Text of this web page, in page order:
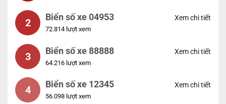
2 Biển số xe 04953
72.814 lượt xem
Xem chi tiết
3 Biển số xe 88888
64.216 lượt xem
Xem chi tiết
4 Biển số xe 12345
56.098 lượt xem
Xem chi tiết